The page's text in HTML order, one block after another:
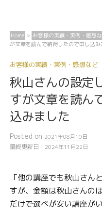
Home > お客様の実績・実例・感想
が文章を読んで納得したので申し込み
お客様の実績・実例・感想など
秋山さんの設定
すが文章を読ん
込みました
Posted on 2021年08月10日
最終更新日： 2024年11月22日
「他の講座でも秋山さん
すが、金額は秋山さんの
だけで選べが安い講座が